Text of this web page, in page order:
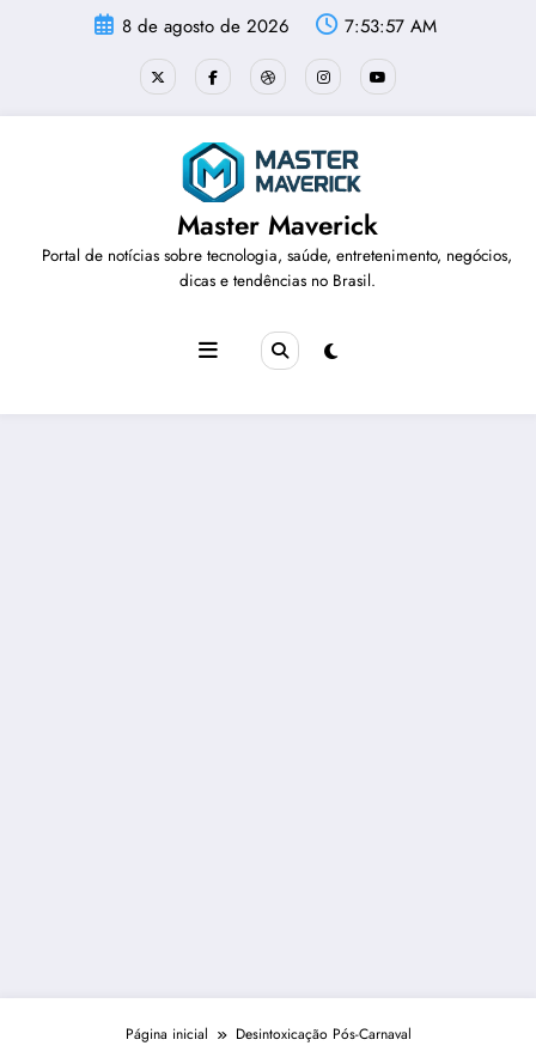
8 de agosto de 2026 7:53:57 AM
Master Maverick
Portal de notícias sobre tecnologia, saúde, entretenimento, negócios,
dicas e tendências no Brasil.
Página inicial Desintoxicação Pós-Carnaval